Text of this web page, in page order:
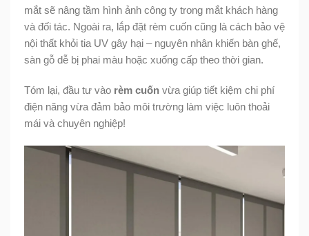
mắt sẽ nâng tầm hình ảnh công ty trong mắt khách hàng
và đối tác. Ngoài ra, lắp đặt rèm cuốn cũng là cách bảo vệ
nội thất khỏi tia UV gây hại – nguyên nhân khiến bàn ghế,
sàn gỗ dễ bị phai màu hoặc xuống cấp theo thời gian.
Tóm lại, đầu tư vào rèm cuốn vừa giúp tiết kiệm chi phí
điện năng vừa đảm bảo môi trường làm việc luôn thoải
mái và chuyên nghiệp!